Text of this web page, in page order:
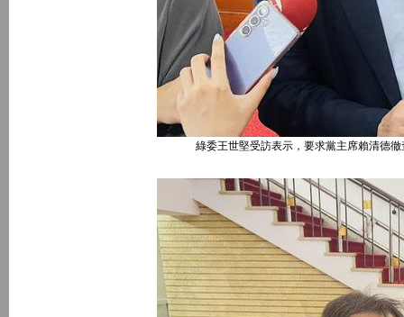
綠委王世堅受訪表示，要求黨主席賴清德